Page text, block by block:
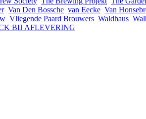
Van Den Bossche van Eecke Van
Vliegende Paard Brouwers Waldhaus
BIJ AFLEVERING